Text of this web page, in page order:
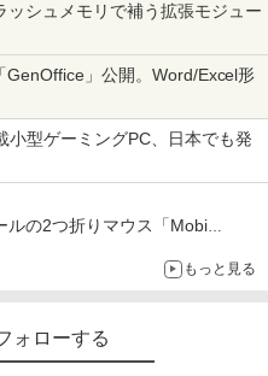
シュメモリで補う拡張モジュー
」公開。Word/Excel形
型ゲーミングPC、日本でも発
ルの2つ折りマウス「Mobi
もっと見る
ォローする